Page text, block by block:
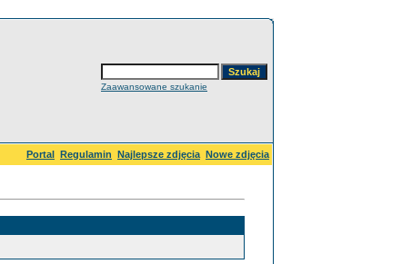
Zaawansowane szukanie
Portal Regulamin Najlepsze zdjęcia Nowe zdjęcia